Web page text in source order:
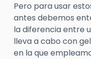
Pero para usar
antes debemos
la diferencia entre
lleva a cabo con
en la que